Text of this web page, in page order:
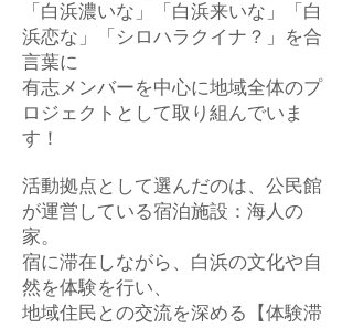
「白浜濃いな」「白浜来いな」「白
浜恋な」「シロハラクイナ？」を合
言葉に
有志メンバーを中心に地域全体のプ
ロジェクトとして取り組んでいま
す！
活動拠点として選んだのは、公民館
が運営している宿泊施設：海人の
家。
宿に滞在しながら、白浜の文化や自
然を体験を行い、
地域住民との交流を深める【体験滞